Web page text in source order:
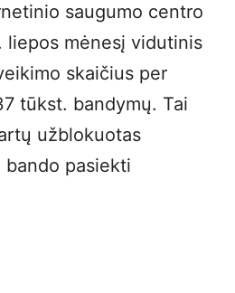
saugumo centro
liepos mėnesį vidutinis
skaičius per
tūkst. bandymų. Tai
užblokuotas
bando pasiekti